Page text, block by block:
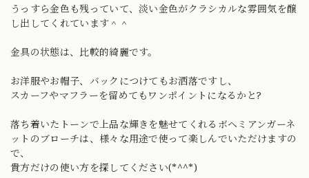
うっすら金色も残っていて、淡い金色がクラシカルな雰囲気を醸
し出してくれています＾＾
金具の状態は、比較的綺麗です。
お洋服やお帽子、バックにつけてもお洒落ですし、
スカーフやマフラーを留めてもワンポイントになるかと?
落ち着いたトーンで上品な輝きを魅せてくれるボヘミアンガーネ
ットのブローチは、様々な用途で使って楽しんでいただけますの
で、
貴方だけの使い方を探してください(*^^*)